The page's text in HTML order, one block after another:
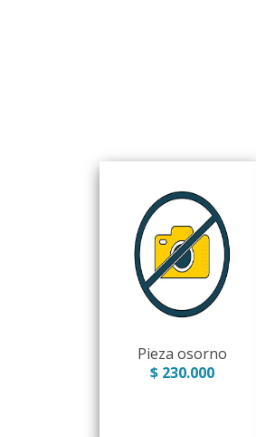
Pieza osorno
$ 230.000